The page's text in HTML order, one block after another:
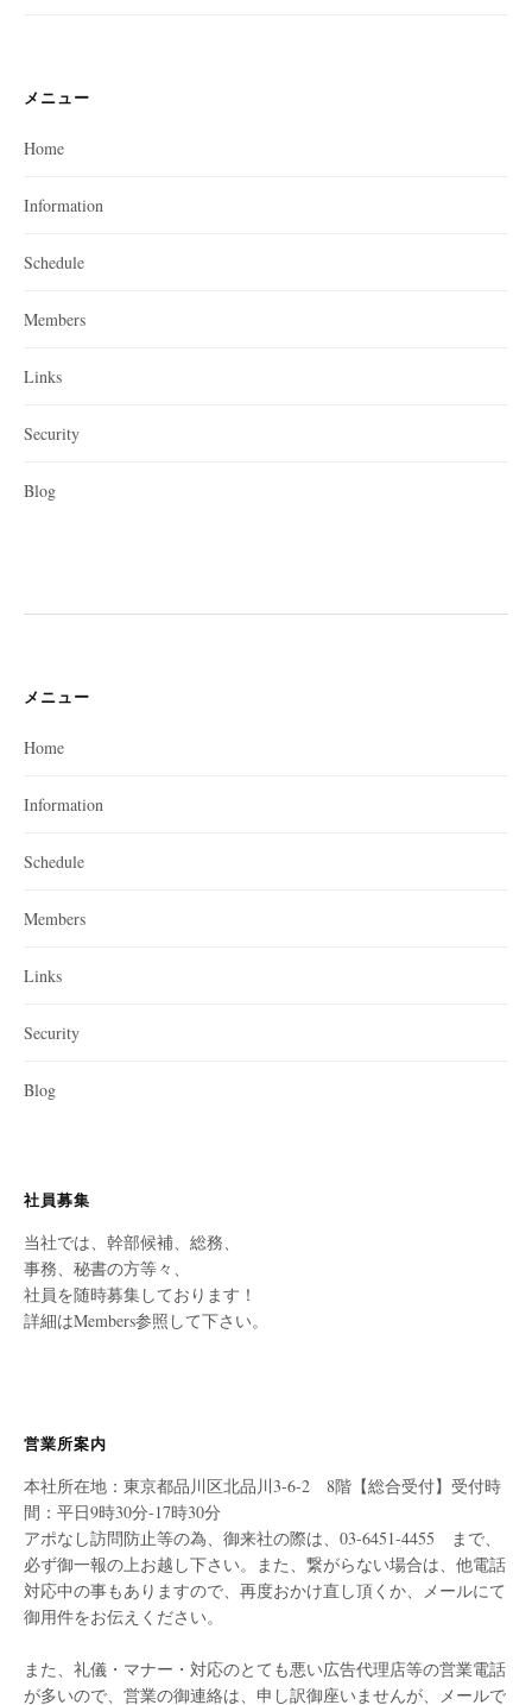
メニュー
Home
Information
Schedule
Members
Links
Security
Blog
メニュー
Home
Information
Schedule
Members
Links
Security
Blog
社員募集
当社では、幹部候補、総務、
事務、秘書の方等々、
社員を随時募集しております！
詳細はMembers参照して下さい。
営業所案内
本社所在地：東京都品川区北品川3-6-2 8階【総合受付】受付時
間：平日9時30分-17時30分
アポなし訪問防止等の為、御来社の際は、03-6451-4455 まで、
必ず御一報の上お越し下さい。また、繋がらない場合は、他電話
対応中の事もありますので、再度おかけ直し頂くか、メールにて
御用件をお伝えください。
また、礼儀・マナー・対応のとても悪い広告代理店等の営業電話
が多いので、営業の御連絡は、申し訳御座いませんが、メールで